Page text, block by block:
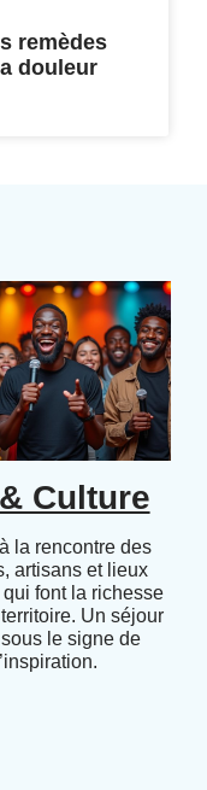
remèdes
douleur
Culture
la rencontre des
artisans et lieux
font la richesse
Un séjour
le signe de
l’inspiration.